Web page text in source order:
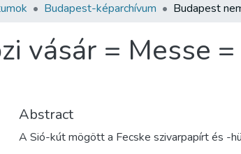
Budapest-képarchívum
vásár = Messe
Abstract
A Sió-kút mögött a Fecske szivarpapírt és -